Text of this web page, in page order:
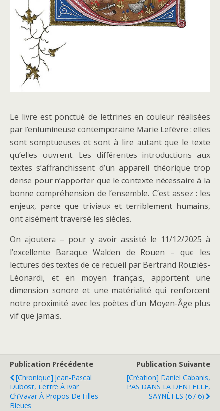
Le livre est ponctué de lettrines en couleur réalisées
par l’enlumineuse contemporaine Marie Lefèvre : elles
sont somptueuses et sont à lire autant que le texte
qu’elles ouvrent. Les différentes introductions aux
textes s’affranchissent d’un appareil théorique trop
dense pour n’apporter que le contexte nécessaire à la
bonne compréhension de l’ensemble. C’est assez : les
enjeux, parce que triviaux et terriblement humains,
ont aisément traversé les siècles.
On ajoutera – pour y avoir assisté le 11/12/2025 à
l’excellente Baraque Walden de Rouen – que les
lectures des textes de ce recueil par Bertrand Rouziès-
Léonardi, et en moyen français, apportent une
dimension sonore et une matérialité qui renforcent
notre proximité avec les poètes d’un Moyen-Âge plus
vif que jamais.
Publication Précédente
[Chronique] Jean-Pascal
Dubost, Lettre À Ivar
Ch’Vavar À Propos De Filles
Bleues
Publication Suivante
[Création] Daniel Cabanis,
PAS DANS LA DENTELLE,
SAYNÈTES (6 / 6)